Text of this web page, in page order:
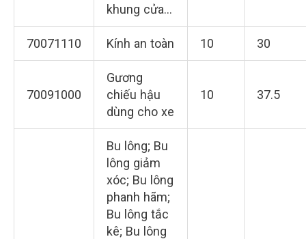
khung cửa…
70071110 Kính an toàn 10 30
70091000
Gương
chiếu hậu
dùng cho xe
10 37.5
Bu lông; Bu
lông giảm
xóc; Bu lông
phanh hãm;
Bu lông tắc
kê; Bu lông